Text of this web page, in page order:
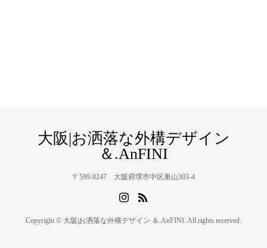
大阪|お洒落な外構デザイン
＆.AnFINI
〒599-8247 大阪府堺市中区東山303-4
Copyright © 大阪|お洒落な外構デザイン ＆.AnFINI. All rights reserved.